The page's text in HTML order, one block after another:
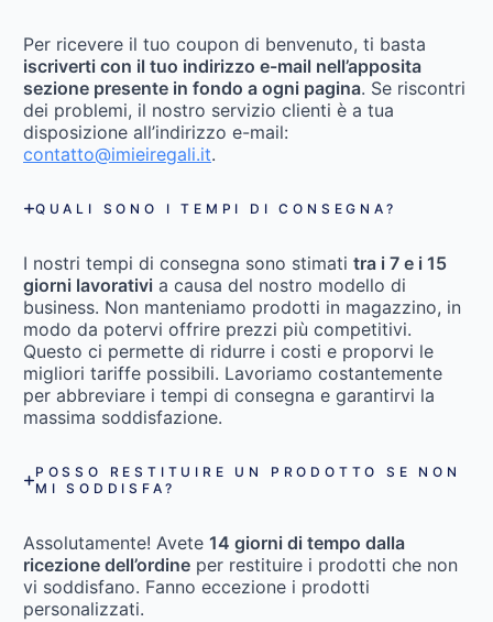
Per ricevere il tuo coupon di benvenuto, ti basta
iscriverti con il tuo indirizzo e-mail nell’apposita
sezione presente in fondo a ogni pagina. Se riscontri
dei problemi, il nostro servizio clienti è a tua
disposizione all’indirizzo e-mail:
contatto@imieiregali.it.
QUALI SONO I TEMPI DI CONSEGNA?
I nostri tempi di consegna sono stimati tra i 7 e i 15
giorni lavorativi a causa del nostro modello di
business. Non manteniamo prodotti in magazzino, in
modo da potervi offrire prezzi più competitivi.
Questo ci permette di ridurre i costi e proporvi le
migliori tariffe possibili. Lavoriamo costantemente
per abbreviare i tempi di consegna e garantirvi la
massima soddisfazione.
POSSO RESTITUIRE UN PRODOTTO SE NON
MI SODDISFA?
Assolutamente! Avete 14 giorni di tempo dalla
ricezione dell’ordine per restituire i prodotti che non
vi soddisfano. Fanno eccezione i prodotti
personalizzati.